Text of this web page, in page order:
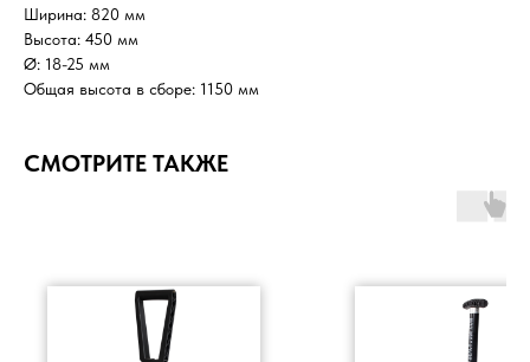
Ширина: 820 мм
Высота: 450 мм
Ø: 18-25 мм
Общая высота в сборе: 1150 мм
СМОТРИТЕ ТАКЖЕ